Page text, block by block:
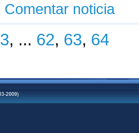
Comentar noticia
3, ... 62, 63, 64